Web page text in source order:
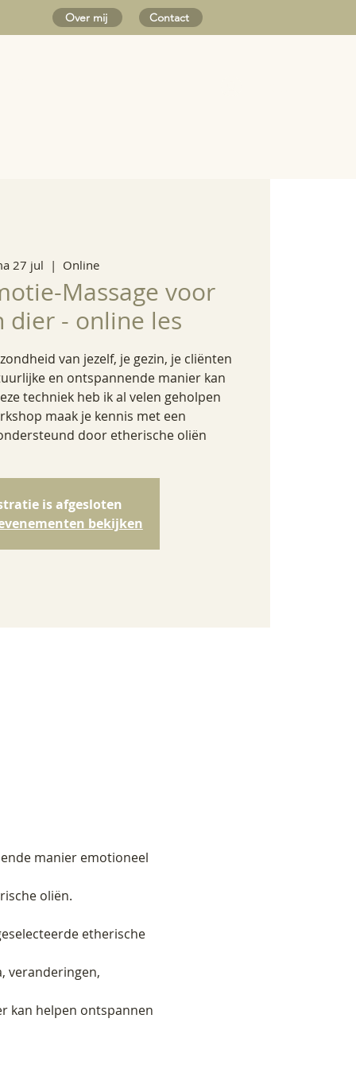
Over mij Contact
27 jul
  |
Online
Massage voor
dier - online les
van jezelf, je gezin, je cliënten
en ontspannende manier kan
techniek heb ik al velen geholpen
maak je kennis met een
door etherische oliën
is afgesloten
bekijken
manier emotioneel
oliën.
etherische
veranderingen,
kan helpen ontspannen